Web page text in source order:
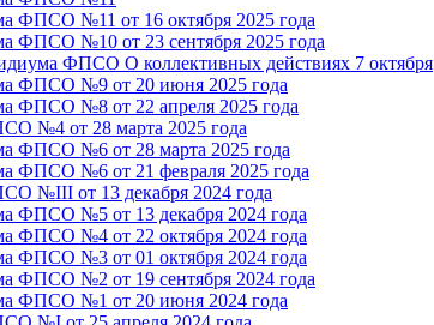
ФПСО №11 от 16 октября 2025 года
ФПСО №10 от 23 сентября 2025 года
ФПСО О коллективных действиях 7 октября
ФПСО №9 от 20 июня 2025 года
ФПСО №8 от 22 апреля 2025 года
№4 от 28 марта 2025 года
ФПСО №6 от 28 марта 2025 года
ФПСО №6 от 21 февраля 2025 года
№III от 13 декабря 2024 года
ФПСО №5 от 13 декабря 2024 года
ФПСО №4 от 22 октября 2024 года
ФПСО №3 от 01 октября 2024 года
ФПСО №2 от 19 сентября 2024 года
ФПСО №1 от 20 июня 2024 года